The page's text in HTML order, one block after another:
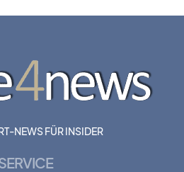
NEWS FÜR INSIDER